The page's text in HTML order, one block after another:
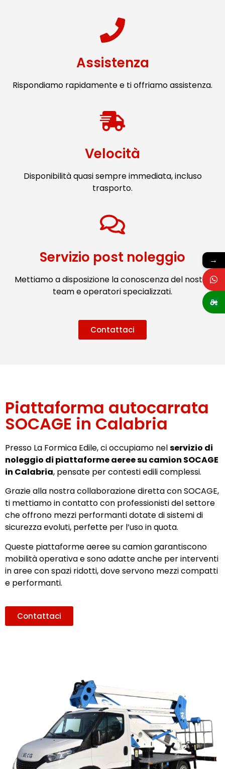
Assistenza
Rispondiamo rapidamente e ti offriamo assistenza.
Velocità
Disponibilità quasi sempre immediata, incluso
trasporto.
Servizio post noleggio
Mettiamo a disposizione la conoscenza del nostro
team e operatori specializzati.
Contattaci
Piattaforma autocarrata
SOCAGE in Calabria
Presso La Formica Edile, ci occupiamo nelservizio di
noleggio di piattaforme aeree su camion SOCAGE
in Calabria, pensate per contesti edili complessi.
Grazie alla nostra collaborazione diretta con SOCAGE,
ti mettiamo in contatto con professionisti del settore
che offrono mezzi performanti dotate di sistemi di
sicurezza evoluti, perfette per l’uso in quota.
Queste piattaforme aeree su camion garantiscono
mobilità operativa e sono adatte anche per interventi
in aree con spazi ridotti, dove servono mezzi compatti
e performanti.
Contattaci
→